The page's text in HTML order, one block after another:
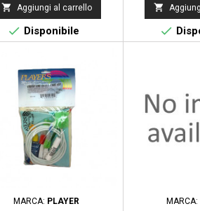
 Aggiungi al carrello
 Disponibile


MARCA: PLAYER MARCA: